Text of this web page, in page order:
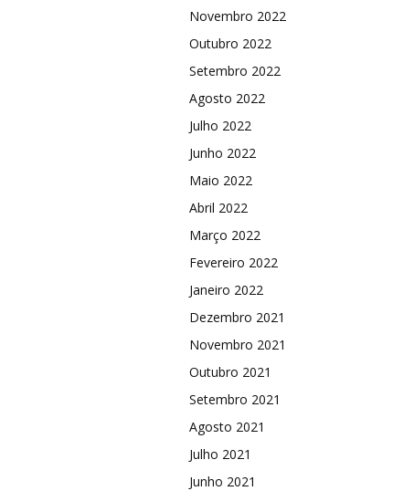
Novembro 2022
Outubro 2022
Setembro 2022
Agosto 2022
Julho 2022
Junho 2022
Maio 2022
Abril 2022
Março 2022
Fevereiro 2022
Janeiro 2022
Dezembro 2021
Novembro 2021
Outubro 2021
Setembro 2021
Agosto 2021
Julho 2021
Junho 2021